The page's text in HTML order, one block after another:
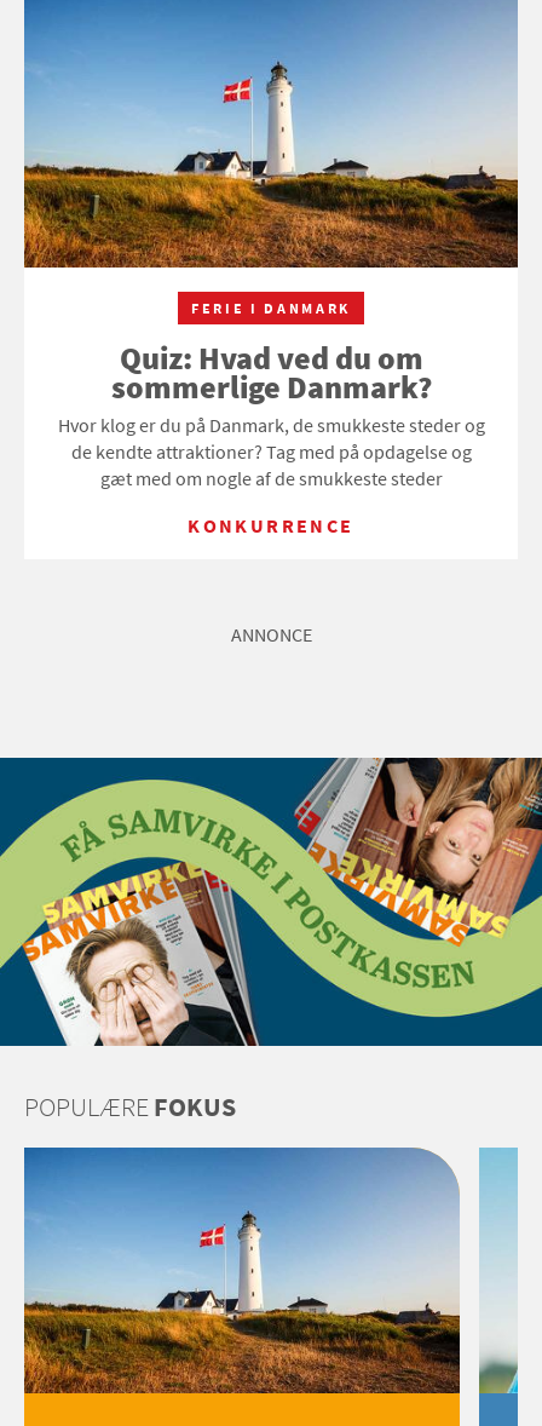
FERIE I DANMARK
Quiz: Hvad ved du om
sommerlige Danmark?
Hvor klog er du på Danmark, de smukkeste steder og
de kendte attraktioner? Tag med på opdagelse og
gæt med om nogle af de smukkeste steder
KONKURRENCE
ANNONCE
POPULÆREFOKUS